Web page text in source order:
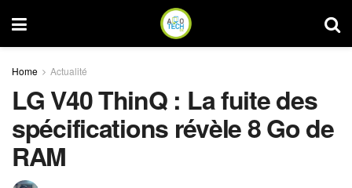
Home Actualité
LG V40 ThinQ : La fuite des
spécifications révèle 8 Go de
RAM